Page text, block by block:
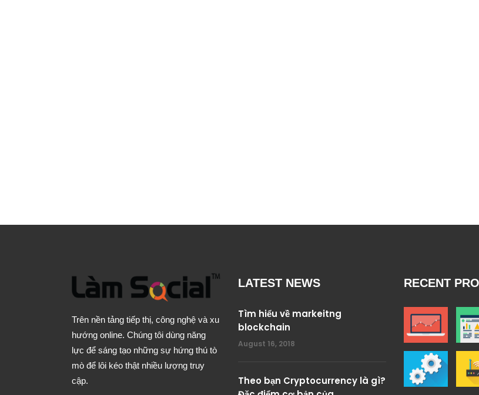
Trên nền tảng tiếp thị, công nghệ và xu
hướng online. Chúng tôi dùng năng
lực để sáng tạo những sự hứng thú tò
mò để lôi kéo thật nhiều lượng truy
cập.
LATEST NEWS
Tìm hiểu về markeitng
blockchain
August 16, 2018
Theo bạn Cryptocurrency là gì?
RECENT